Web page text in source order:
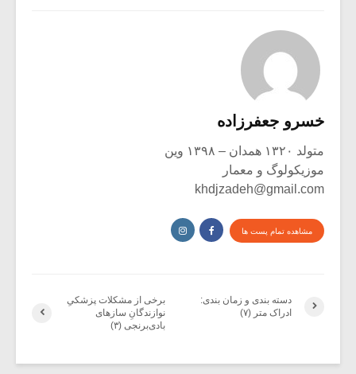
خسرو جعفرزاده
متولد ۱۳۲۰ همدان – ۱۳۹۸ وین
موزیکولوگ و معمار
khdjzadeh@gmail.com
مشاهده تمام پست ها
برخی از مشکلات پزشکیِ
نوازندگانِ سازهای
بادی‌برنجی (۳)
دسته بندی و زمان بندی:
ادراک متر (۷)